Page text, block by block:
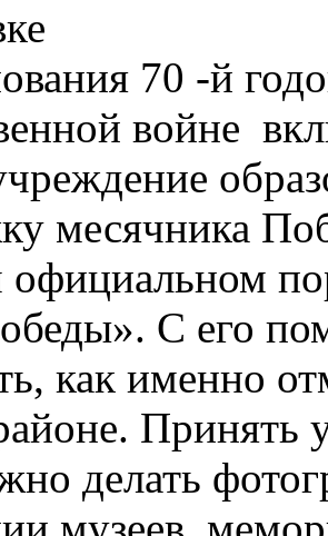
70 -й
войне
месячника
официальном
С его
как именно
Принять
делать